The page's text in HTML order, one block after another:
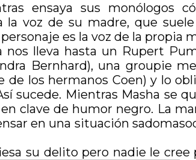
ensaya sus monólogos
la voz de su madre, que
es la voz de la propia
lleva hasta un Rupert
Bernhard), una groupie
de los hermanos Coen) y lo
sucede. Mientras Masha se
clave de humor negro. La
en una situación
su delito pero nadie le